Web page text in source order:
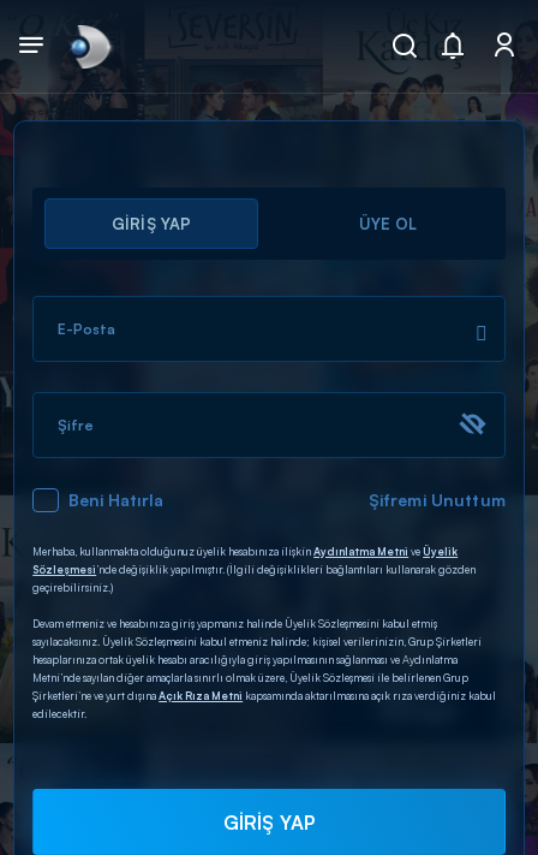
Arama
ARAMA SONUÇLARI
DİĞER SONUÇLAR
GİRİŞ YAP ÜYE OL
E-Posta
Şifre
Beni Hatırla Şifremi Unuttum
Merhaba, kullanmakta olduğunuz üyelik hesabınıza ilişkinAydınlatma Metni veÜyelik
Sözleşmesi’nde değişiklik yapılmıştır. (İlgili değişiklikleri bağlantıları kullanarak gözden
geçirebilirsiniz.)
Devam etmeniz ve hesabınıza giriş yapmanız halinde Üyelik Sözleşmesini kabul etmiş
sayılacaksınız. Üyelik Sözleşmesini kabul etmeniz halinde; kişisel verilerinizin, Grup Şirketleri
hesaplarınıza ortak üyelik hesabı aracılığıyla giriş yapılmasının sağlanması ve Aydınlatma
Metni’nde sayılan diğer amaçlarla sınırlı olmak üzere, Üyelik Sözleşmesi ile belirlenen Grup
Şirketleri’ne ve yurt dışınaAçık Rıza Metni kapsamında aktarılmasına açık rıza verdiğiniz kabul
edilecektir.
GİRİŞ YAP